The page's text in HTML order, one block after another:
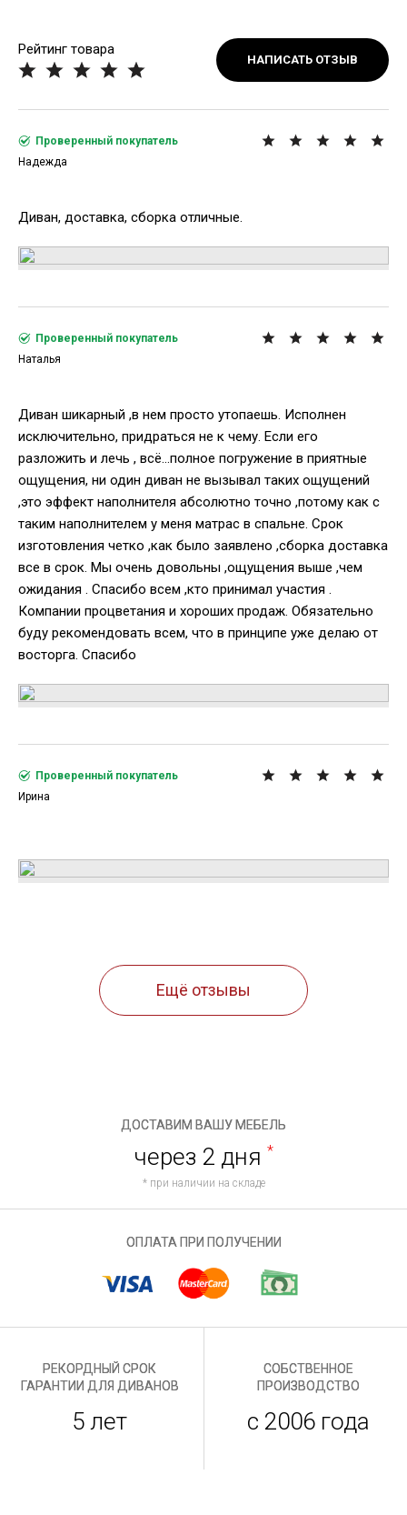
Рейтинг товара
НАПИСАТЬ ОТЗЫВ
Диван, доставка, сборка отличные.
Проверенный покупатель
Надежда
Диван шикарный ,в нем просто утопаешь. Исполнен
исключительно, придраться не к чему. Если его
разложить и лечь , всё...полное погружение в приятные
ощущения, ни один диван не вызывал таких ощущений
,это эффект наполнителя абсолютно точно ,потому как с
таким наполнителем у меня матрас в спальне. Срок
изготовления четко ,как было заявлено ,сборка доставка
все в срок. Мы очень довольны ,ощущения выше ,чем
ожидания . Спасибо всем ,кто принимал участия .
Компании процветания и хороших продаж. Обязательно
буду рекомендовать всем, что в принципе уже делаю от
восторга. Спасибо
Проверенный покупатель
Наталья
Проверенный покупатель
Ирина
Ещё отзывы
ДОСТАВИМ ВАШУ МЕБЕЛЬ
через 2 дня *
* при наличии на складе
ОПЛАТА ПРИ ПОЛУЧЕНИИ
РЕКОРДНЫЙ СРОК
ГАРАНТИИ ДЛЯ ДИВАНОВ
5 лет
СОБСТВЕННОЕ
ПРОИЗВОДСТВО
с 2006 года